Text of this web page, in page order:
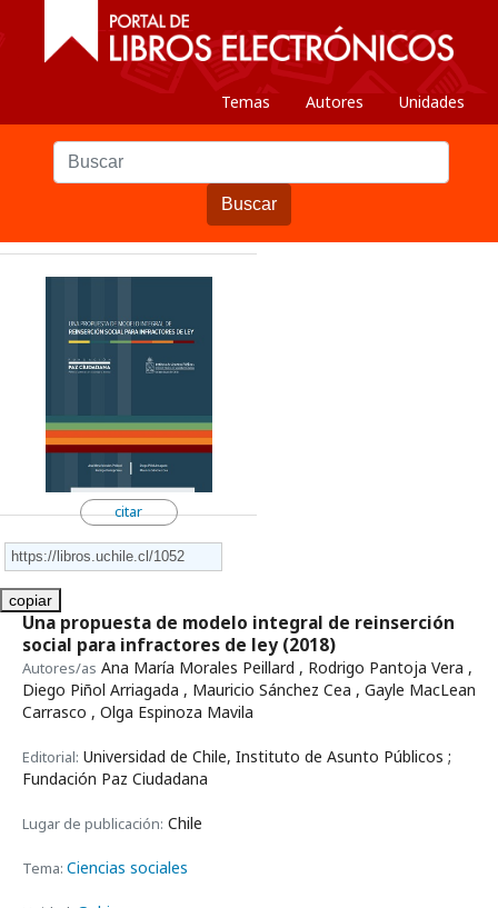
Temas Autores Unidades
Buscar
citar
copiar
Una propuesta de modelo integral de reinserción
social para infractores de ley (2018)
Autores/as Ana María Morales Peillard , Rodrigo Pantoja Vera ,
Diego Piñol Arriagada , Mauricio Sánchez Cea , Gayle MacLean
Carrasco , Olga Espinoza Mavila
Editorial: Universidad de Chile, Instituto de Asunto Públicos ;
Fundación Paz Ciudadana
Lugar de publicación: Chile
Tema: Ciencias sociales